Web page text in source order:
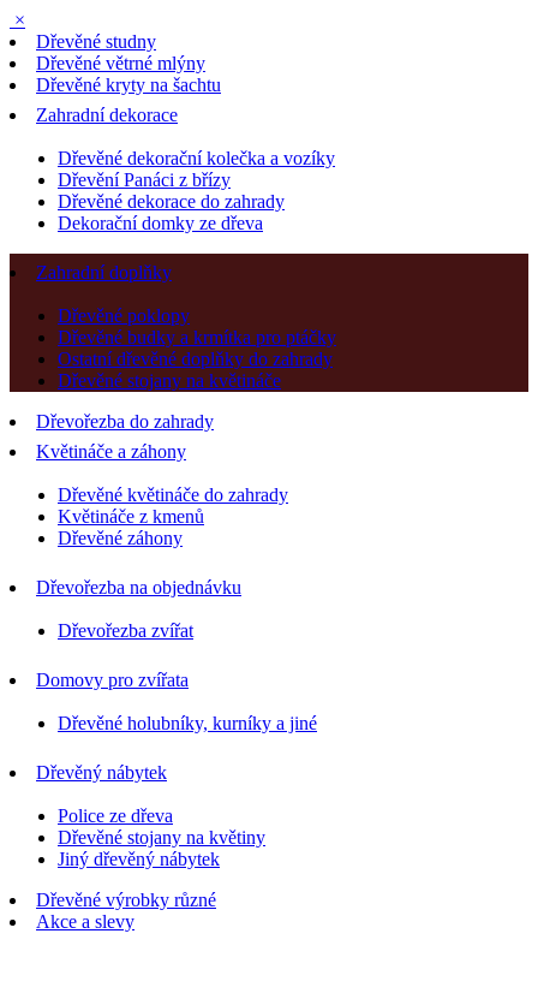
×
Dřevěné studny
Dřevěné větrné mlýny
Dřevěné kryty na šachtu
Zahradní dekorace
Dřevěné dekorační kolečka a vozíky
Dřevění Panáci z břízy
Dřevěné dekorace do zahrady
Dekorační domky ze dřeva
Zahradní doplňky
Dřevěné poklopy
Dřevěné budky a krmítka pro ptáčky
Ostatní dřevěné doplňky do zahrady
Dřevěné stojany na květináče
Dřevořezba do zahrady
Květináče a záhony
Dřevěné květináče do zahrady
Květináče z kmenů
Dřevěné záhony
Dřevořezba na objednávku
Dřevořezba zvířat
Domovy pro zvířata
Dřevěné holubníky, kurníky a jiné
Dřevěný nábytek
Police ze dřeva
Dřevěné stojany na květiny
Jiný dřevěný nábytek
Dřevěné výrobky různé
Akce a slevy